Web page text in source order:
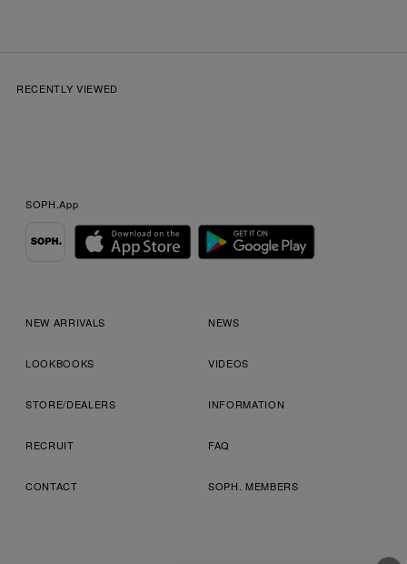
RECENTLY VIEWED
SOPH.App
NEW ARRIVALS NEWS
LOOKBOOKS VIDEOS
STORE/DEALERS INFORMATION
RECRUIT FAQ
CONTACT SOPH. MEMBERS